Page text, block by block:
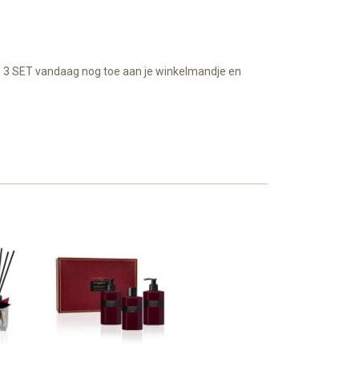
SET vandaag nog toe aan je winkelmandje en